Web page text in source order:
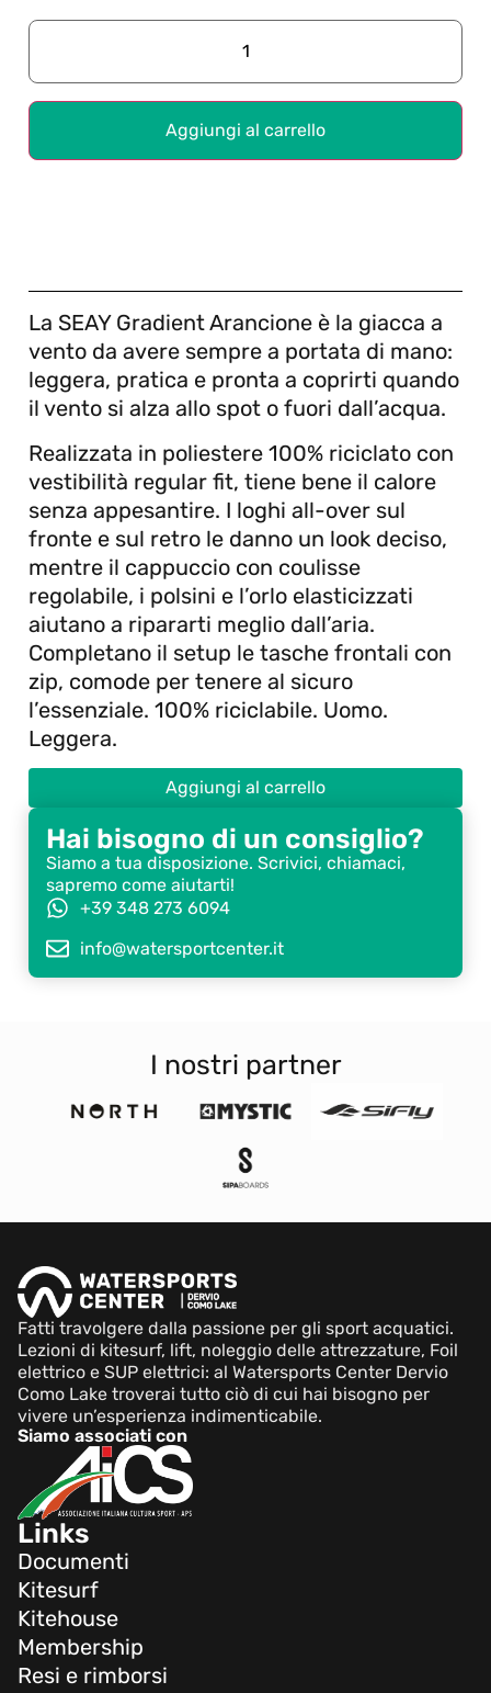
Aggiungi al carrello
La SEAY Gradient Arancione è la giacca a
vento da avere sempre a portata di mano:
leggera, pratica e pronta a coprirti quando
il vento si alza allo spot o fuori dall’acqua.
Realizzata in poliestere 100% riciclato con
vestibilità regular fit, tiene bene il calore
senza appesantire. I loghi all-over sul
fronte e sul retro le danno un look deciso,
mentre il cappuccio con coulisse
regolabile, i polsini e l’orlo elasticizzati
aiutano a ripararti meglio dall’aria.
Completano il setup le tasche frontali con
zip, comode per tenere al sicuro
l’essenziale. 100% riciclabile. Uomo.
Leggera.
Aggiungi al carrello
Hai bisogno di un consiglio?
Siamo a tua disposizione. Scrivici, chiamaci,
sapremo come aiutarti!
+39 348 273 6094
info@watersportcenter.it
I nostri partner
Fatti travolgere dalla passione per gli sport acquatici.
Lezioni di kitesurf, lift, noleggio delle attrezzature, Foil
elettrico e SUP elettrici: al Watersports Center Dervio
Como Lake troverai tutto ciò di cui hai bisogno per
vivere un’esperienza indimenticabile.
Siamo associati con
Links
Documenti
Kitesurf
Kitehouse
Membership
Resi e rimborsi